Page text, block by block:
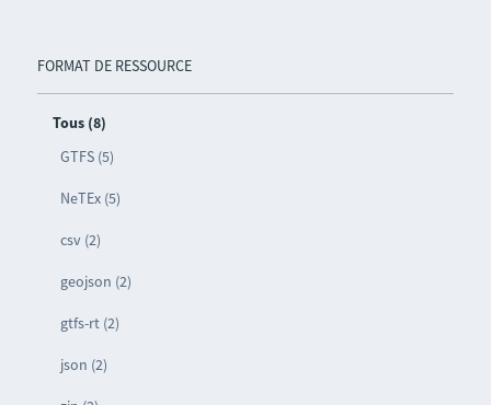
FORMAT DE RESSOURCE
Tous (8)
GTFS (5)
NeTEx (5)
csv (2)
geojson (2)
gtfs-rt (2)
json (2)